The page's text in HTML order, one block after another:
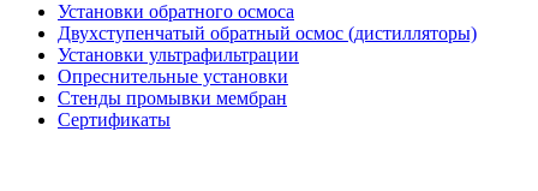
Установки обратного осмоса
Двухступенчатый обратный осмос (дистилляторы)
Установки ультрафильтрации
Опреснительные установки
Стенды промывки мембран
Сертификаты